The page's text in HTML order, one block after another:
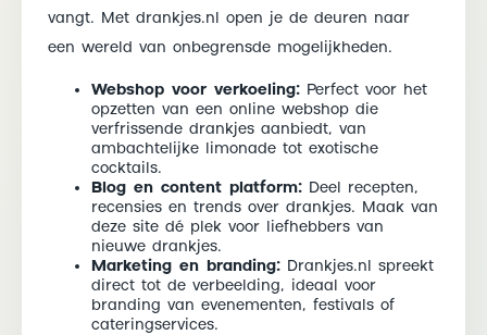
vangt. Met drankjes.nl open je de deuren naar
een wereld van onbegrensde mogelijkheden.
Webshop voor verkoeling: Perfect voor het
opzetten van een online webshop die
verfrissende drankjes aanbiedt, van
ambachtelijke limonade tot exotische
cocktails.
Blog en content platform: Deel recepten,
recensies en trends over drankjes. Maak van
deze site dé plek voor liefhebbers van
nieuwe drankjes.
Marketing en branding: Drankjes.nl spreekt
direct tot de verbeelding, ideaal voor
branding van evenementen, festivals of
cateringservices.